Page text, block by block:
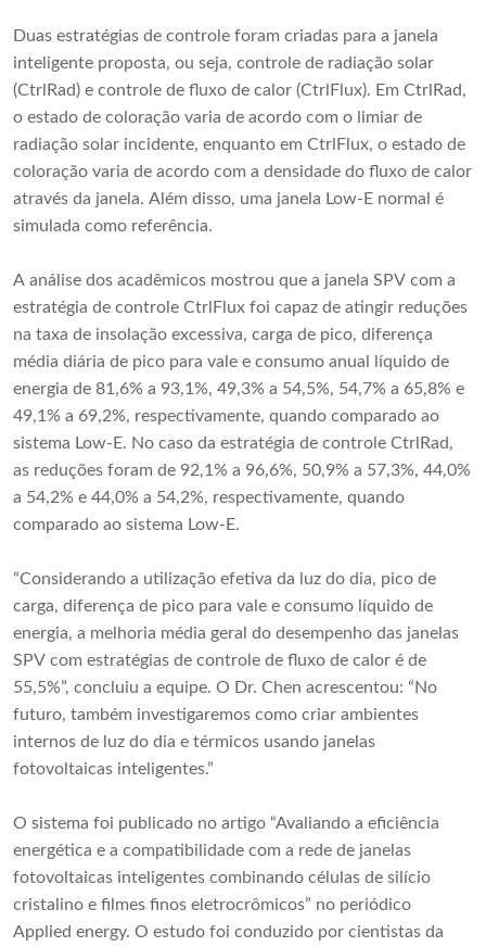
Duas estratégias de controle foram criadas para a janela
inteligente proposta, ou seja, controle de radiação solar
(CtrlRad) e controle de fluxo de calor (CtrlFlux). Em CtrlRad,
o estado de coloração varia de acordo com o limiar de
radiação solar incidente, enquanto em CtrlFlux, o estado de
coloração varia de acordo com a densidade do fluxo de calor
através da janela. Além disso, uma janela Low-E normal é
simulada como referência.
A análise dos acadêmicos mostrou que a janela SPV com a
estratégia de controle CtrlFlux foi capaz de atingir reduções
na taxa de insolação excessiva, carga de pico, diferença
média diária de pico para vale e consumo anual líquido de
energia de 81,6% a 93,1%, 49,3% a 54,5%, 54,7% a 65,8% e
49,1% a 69,2%, respectivamente, quando comparado ao
sistema Low-E. No caso da estratégia de controle CtrlRad,
as reduções foram de 92,1% a 96,6%, 50,9% a 57,3%, 44,0%
a 54,2% e 44,0% a 54,2%, respectivamente, quando
comparado ao sistema Low-E.
“Considerando a utilização efetiva da luz do dia, pico de
carga, diferença de pico para vale e consumo líquido de
energia, a melhoria média geral do desempenho das janelas
SPV com estratégias de controle de fluxo de calor é de
55,5%”, concluiu a equipe. O Dr. Chen acrescentou: “No
futuro, também investigaremos como criar ambientes
internos de luz do dia e térmicos usando janelas
fotovoltaicas inteligentes.”
O sistema foi publicado no artigo “Avaliando a eficiência
energética e a compatibilidade com a rede de janelas
fotovoltaicas inteligentes combinando células de silício
cristalino e filmes finos eletrocrômicos” no periódico
Applied energy. O estudo foi conduzido por cientistas da